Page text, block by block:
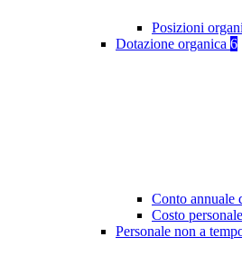
Posizioni
Dotazione organica 6
Conto annuale
Costo
Personale non a